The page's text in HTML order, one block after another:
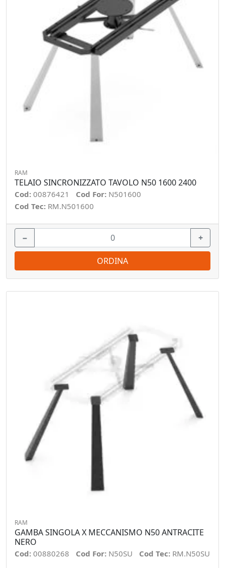
RAM
TELAIO SINCRONIZZATO TAVOLO N50 1600 2400
Cod: 00876421 Cod For: N501600
Cod Tec: RM.N501600
− +
ORDINA
RAM
GAMBA SINGOLA X MECCANISMO N50 ANTRACITE
NERO
Cod: 00880268 Cod For: N50SU Cod Tec: RM.N50SU